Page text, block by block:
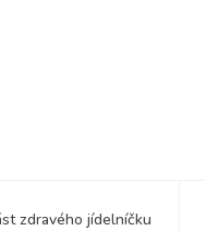
zdravého jídelníčku